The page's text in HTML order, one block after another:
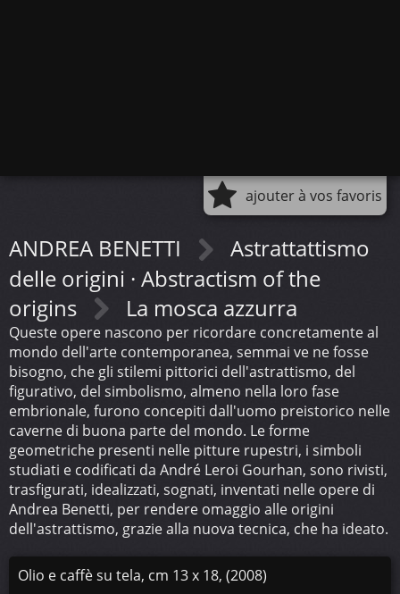
ajouter à vos favoris
ANDREA BENETTI
Astrattattismo
delle origini · Abstractism of the
origins
La mosca azzurra
Queste opere nascono per ricordare concretamente al
mondo dell'arte contemporanea, semmai ve ne fosse
bisogno, che gli stilemi pittorici dell'astrattismo, del
figurativo, del simbolismo, almeno nella loro fase
embrionale, furono concepiti dall'uomo preistorico nelle
caverne di buona parte del mondo. Le forme
geometriche presenti nelle pitture rupestri, i simboli
studiati e codificati da André Leroi Gourhan, sono rivisti,
trasfigurati, idealizzati, sognati, inventati nelle opere di
Andrea Benetti, per rendere omaggio alle origini
dell'astrattismo, grazie alla nuova tecnica, che ha ideato.
Olio e caffè su tela, cm 13 x 18, (2008)